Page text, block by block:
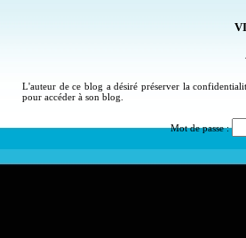
L'auteur de ce blog a désiré préserver la
pour accéder à son blog.
Mot de passe :